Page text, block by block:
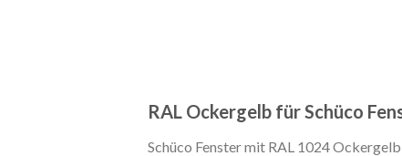
RAL Ockergelb für Schüco
Schüco Fenster mit RAL 1024